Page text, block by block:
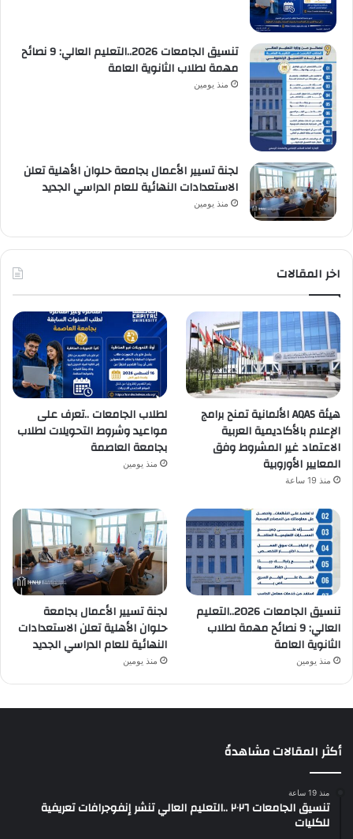
تنسيق الجامعات 2026..التعليم العالي: 9 نصائح
مهمة لطلاب الثانوية العامة
منذ يومين
لجنة تسيير الأعمال بجامعة حلوان الأهلية تعلن
الاستعدادات النهائية للعام الدراسي الجديد
منذ يومين
اخر المقالات
هيئة AQAS الألمانية تمنح برامج
الإعلام بالأكاديمية العربية
الاعتماد غير المشروط وفق
المعايير الأوروبية
منذ 19 ساعة
لطلاب الجامعات ..تعرف على
مواعيد وشروط التحويلات لطلاب
بجامعة العاصمة
منذ يومين
تنسيق الجامعات 2026..التعليم
العالي: 9 نصائح مهمة لطلاب
الثانوية العامة
منذ يومين
لجنة تسيير الأعمال بجامعة
حلوان الأهلية تعلن الاستعدادات
النهائية للعام الدراسي الجديد
منذ يومين
أكثر المقالات مشاهدةً
منذ 19 ساعة
تنسيق الجامعات ٢٠٢٦ ..التعليم العالي تنشر إنفوجرافات تعريفية
للكليات